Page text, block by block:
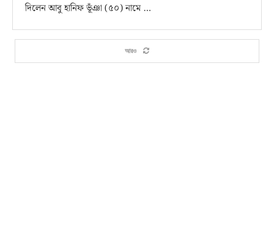
দিলেন আবু হানিফ ভূঁঞা (৫০) নামে …
আরও